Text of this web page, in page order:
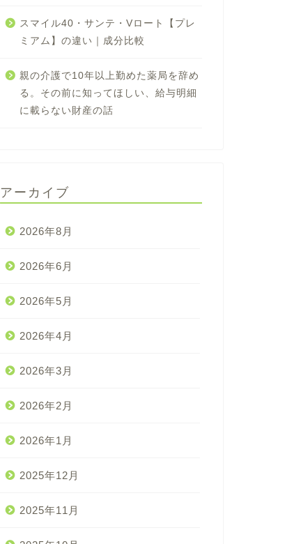
スマイル40・サンテ・Vロート【プレ
ミアム】の違い｜成分比較
親の介護で10年以上勤めた薬局を辞め
る。その前に知ってほしい、給与明細
に載らない財産の話
アーカイブ
2026年8月
2026年6月
2026年5月
2026年4月
2026年3月
2026年2月
2026年1月
2025年12月
2025年11月